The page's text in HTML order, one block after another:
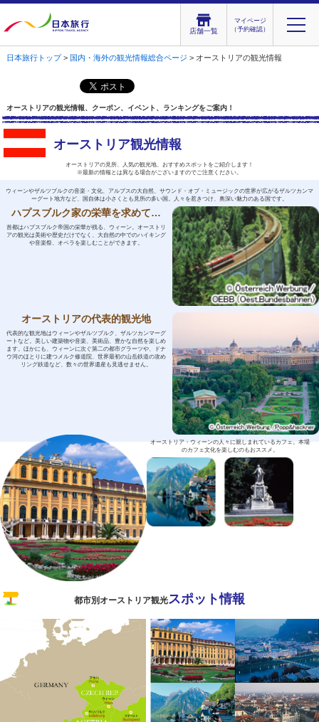
店舗一覧
マイページ
（予約確認）
日本旅行トップ> 国内・海外の観光情報総合ページ > オーストリアの観光情報
オーストリアの観光情報、クーポン、イベント、ランキングをご案内！
オーストリア観光情報
オーストリアの見所、人気の観光地、おすすめスポットをご紹介します！
※最新の情報とは異なる場合がございますのでご注意ください。
ウィーンやザルツブルクの音楽・文化、アルプスの大自然、サウンド・オブ・ミュージックの世界が広がるザルツカンマ
ーグート地方など、国自体は小さくとも見所の多い国。人々を惹きつけ、奥深い魅力のある国です。
ハプスブルク家の栄華を求めて…
首都はハプスブルク帝国の栄華が残る、ウィーン。オーストリ
アの観光は美術や歴史だけでなく、大自然の中でのハイキング
や音楽祭、オペラを楽しむことができます。
オーストリアの代表的観光地
代表的な観光地はウィーンやザルツブルク、ザルツカンマーグ
ートなど。美しい建築物や音楽、美術品、豊かな自然を楽しめ
ます。ほかにも、ウィーンに次ぐ第二の都市グラーツや、ドナ
ウ河のほとりに建つメルク修道院、世界最初の山岳鉄道の攻め
リング鉄道など、数々の世界遺産も見逃せません。
オーストリア・ウィーンの人々に親しまれているカフェ。本場
のカフェ文化を楽しむのもおススメ。
都市別オーストリア観光スポット情報